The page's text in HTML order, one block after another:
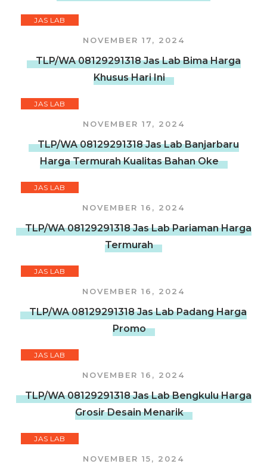
JAS LAB
NOVEMBER 17, 2024
TLP/WA 08129291318 Jas Lab Bima Harga
Khusus Hari Ini
JAS LAB
NOVEMBER 17, 2024
TLP/WA 08129291318 Jas Lab Banjarbaru
Harga Termurah Kualitas Bahan Oke
JAS LAB
NOVEMBER 16, 2024
TLP/WA 08129291318 Jas Lab Pariaman Harga
Termurah
JAS LAB
NOVEMBER 16, 2024
TLP/WA 08129291318 Jas Lab Padang Harga
Promo
JAS LAB
NOVEMBER 16, 2024
TLP/WA 08129291318 Jas Lab Bengkulu Harga
Grosir Desain Menarik
JAS LAB
NOVEMBER 15, 2024